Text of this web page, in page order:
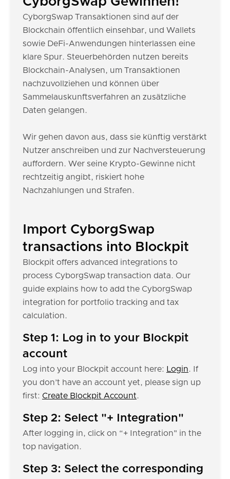
CyborgSwap Transaktionen sind auf der
Blockchain öffentlich einsehbar, und Wallets
sowie DeFi-Anwendungen hinterlassen eine
klare Spur. Steuerbehörden nutzen bereits
Blockchain-Analysen, um Transaktionen
nachzuvollziehen und können über
Sammelauskunftsverfahren an zusätzliche
Daten gelangen.
Wir gehen davon aus, dass sie künftig verstärkt
Nutzer anschreiben und zur Nachversteuerung
auffordern. Wer seine Krypto-Gewinne nicht
rechtzeitig angibt, riskiert hohe
Nachzahlungen und Strafen.
Import CyborgSwap
transactions into Blockpit
Blockpit offers advanced integrations to
process CyborgSwap transaction data. Our
guide explains how to add the CyborgSwap
integration for portfolio tracking and tax
calculation.
Step 1: Log in to your Blockpit
account
Log into your Blockpit account here: Login. If
you don’t have an account yet, please sign up
first: Create Blockpit Account.
Step 2: Select "+ Integration"
After logging in, click on “+ Integration" in the
top navigation.
Step 3: Select the corresponding